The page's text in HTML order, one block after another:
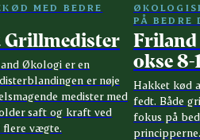
MED BEDRE
Økologi er en
er nøje
medister med
saft og kraft ved
flere vægte.
PÅ BEDRE
okse 8-
Hakket kød
fedt. Både
fokus på